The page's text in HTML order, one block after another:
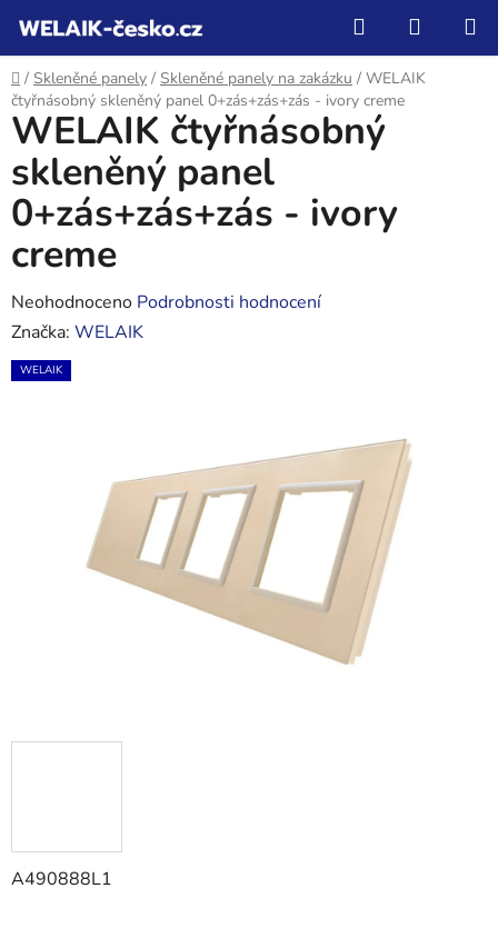
obsah
Hledat
KOŠÍK
Domů
/ Skleněné panely / Skleněné panely na zakázku / WELAIK
čtyřnásobný skleněný panel 0+zás+zás+zás - ivory creme
A490888L1
WELAIK čtyřnásobný
skleněný panel
0+zás+zás+zás - ivory
creme
Průměrné
hodnocení
produktu
Neohodnoceno Podrobnosti hodnocení
Značka: WELAIK
WELAIK